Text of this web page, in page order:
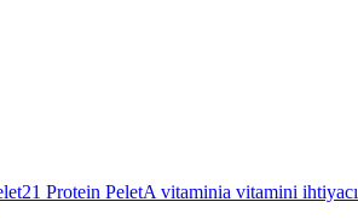
21 Protein PeletA vitaminia vitamini ihtiyacı